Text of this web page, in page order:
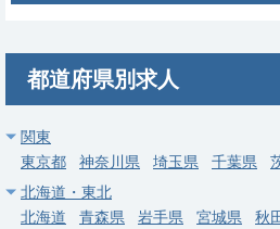
求人病院名
非公開
募集科目 精神科
給与
都道府県別求人
関東
東京都
神奈川県 埼玉県 千葉県
北海道・東北
北海道
青森県 岩手県 宮城県 秋